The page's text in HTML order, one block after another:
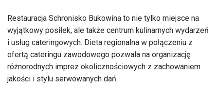
Restauracja Schronisko Bukowina to nie tylko miejsce na
wyjątkowy posiłek, ale także centrum kulinarnych wydarzeń
i usług cateringowych. Dieta regionalna w połączeniu z
ofertą cateringu zawodowego pozwala na organizację
różnorodnych imprez okolicznościowych z zachowaniem
jakości i stylu serwowanych dań.